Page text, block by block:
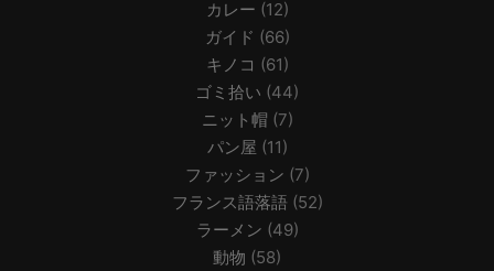
カレー (12)
ガイド (66)
キノコ (61)
ゴミ拾い (44)
ニット帽 (7)
パン屋 (11)
ファッション (7)
フランス語落語 (52)
ラーメン (49)
動物 (58)